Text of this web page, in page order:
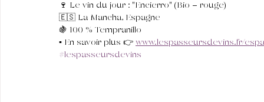
🍷 Le vin du jour : "Encierro" (Bio - rouge)
🇪🇸 La Mancha, Espagne
🍇 100 % Tempranillo
▪︎ En savoir plus 👉 www.lespasseursdevins.fr/
#lespasseursdevins